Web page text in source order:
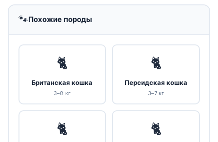
🐾Похожие породы
🐈
Британская кошка
3–8 кг
🐈
Персидская кошка
3–7 кг
🐈 🐈